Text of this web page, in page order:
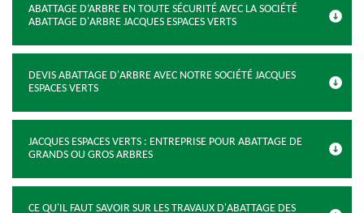
ABATTAGE D’ARBRE EN TOUTE SÉCURITÉ AVEC LA SOCIÉTÉ
ABATTAGE D'ARBRE JACQUES ESPACES VERTS
DEVIS ABATTAGE D'ARBRE AVEC NOTRE SOCIÉTÉ JACQUES
ESPACES VERTS
JACQUES ESPACES VERTS : ENTREPRISE POUR ABATTAGE DE
GRANDS OU GROS ARBRES
CE QU'IL FAUT SAVOIR SUR LES TRAVAUX D'ABATTAGE DES